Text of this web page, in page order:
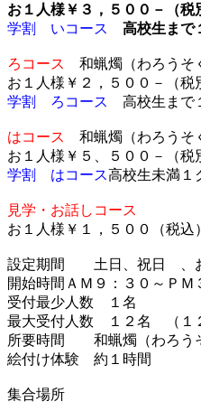
お１人様￥３，５０
学割 いコース
高校生まで
ろコース
和蝋燭（わろう
お１人様￥２，５００－（税
学割 ろコース
高校生まで
はコース
和蝋燭（わろうそ
お１人様￥５、５０
学割 はコース高校生未満１
見学・お話しコース
お１人様￥１，５００（税
設定期間 土日、祝日 、お
開始時間ＡＭ９：３０～Ｐ
受付最少人数 １名
最大受付人数 １２名 （１
所要時間 和蝋燭（わろう
絵付け体験 約１時間
集合場所